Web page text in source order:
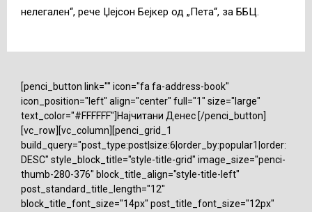
нелегален“, рече Џејсон Бејкер од „Пета“, за ББЦ.
[penci_button link="" icon="fa fa-address-book"
icon_position="left" align="center" full="1" size="large"
text_color="#FFFFFF"]Најчитани Денес [/penci_button]
[vc_row][vc_column][penci_grid_1
build_query="post_type:post|size:6|order_by:popular1|order:
DESC" style_block_title="style-title-grid" image_size="penci-
thumb-280-376" block_title_align="style-title-left"
post_standard_title_length="12"
block_title_font_size="14px" post_title_font_size="12px"